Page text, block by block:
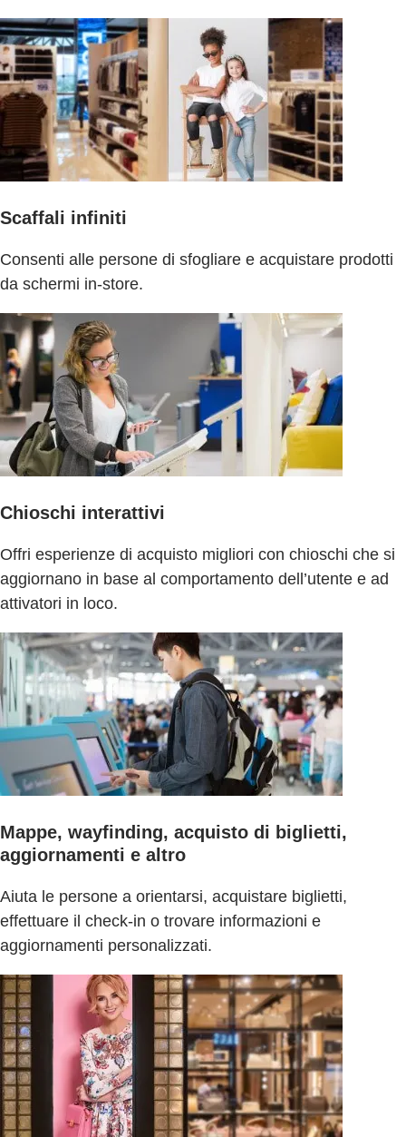
Scaffali infiniti
Consenti alle persone di sfogliare e acquistare prodotti
da schermi in-store.
Chioschi interattivi
Offri esperienze di acquisto migliori con chioschi che si
aggiornano in base al comportamento dell’utente e ad
attivatori in loco.
Mappe, wayfinding, acquisto di biglietti,
aggiornamenti e altro
Aiuta le persone a orientarsi, acquistare biglietti,
effettuare il check-in o trovare informazioni e
aggiornamenti personalizzati.